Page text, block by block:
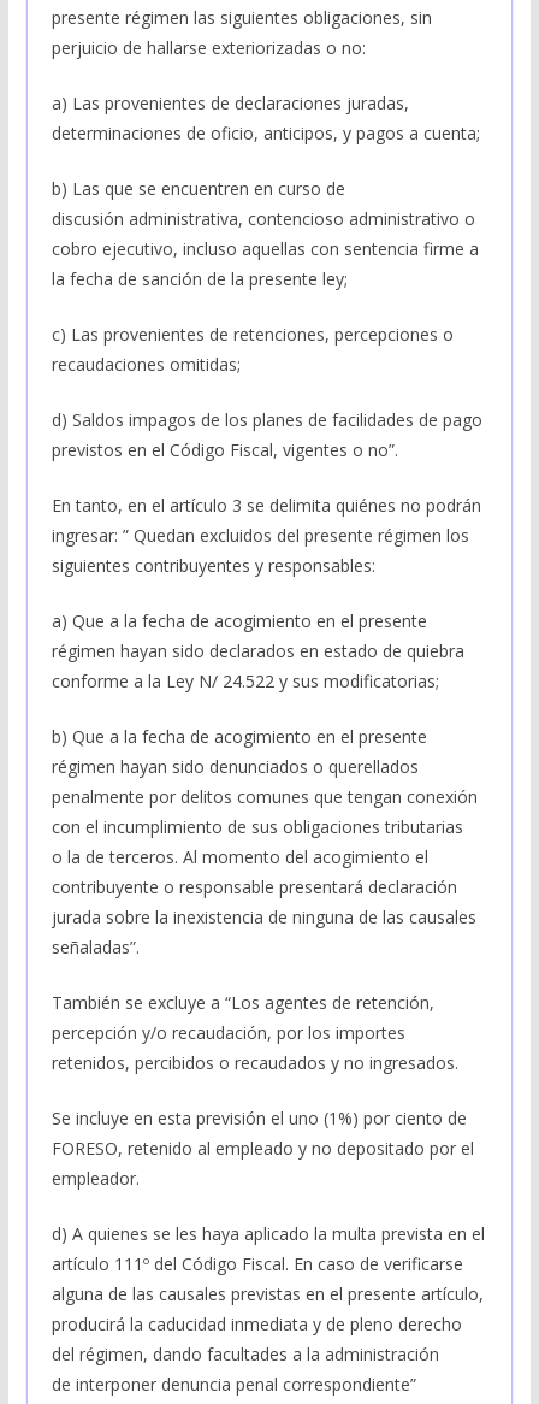
presente régimen las siguientes obligaciones, sin
perjuicio de hallarse exteriorizadas o no:
a) Las provenientes de declaraciones juradas,
determinaciones de oficio, anticipos, y pagos a cuenta;
b) Las que se encuentren en curso de
discusión administrativa, contencioso administrativo o
cobro ejecutivo, incluso aquellas con sentencia firme a
la fecha de sanción de la presente ley;
c) Las provenientes de retenciones, percepciones o
recaudaciones omitidas;
d) Saldos impagos de los planes de facilidades de pago
previstos en el Código Fiscal, vigentes o no”.
En tanto, en el artículo 3 se delimita quiénes no podrán
ingresar: ” Quedan excluidos del presente régimen los
siguientes contribuyentes y responsables:
a) Que a la fecha de acogimiento en el presente
régimen hayan sido declarados en estado de quiebra
conforme a la Ley N/ 24.522 y sus modificatorias;
b) Que a la fecha de acogimiento en el presente
régimen hayan sido denunciados o querellados
penalmente por delitos comunes que tengan conexión
con el incumplimiento de sus obligaciones tributarias
o la de terceros. Al momento del acogimiento el
contribuyente o responsable presentará declaración
jurada sobre la inexistencia de ninguna de las causales
señaladas”.
También se excluye a “Los agentes de retención,
percepción y/o recaudación, por los importes
retenidos, percibidos o recaudados y no ingresados.
Se incluye en esta previsión el uno (1%) por ciento de
FORESO, retenido al empleado y no depositado por el
empleador.
d) A quienes se les haya aplicado la multa prevista en el
artículo 111º del Código Fiscal. En caso de verificarse
alguna de las causales previstas en el presente artículo,
producirá la caducidad inmediata y de pleno derecho
del régimen, dando facultades a la administración
de interponer denuncia penal correspondiente”